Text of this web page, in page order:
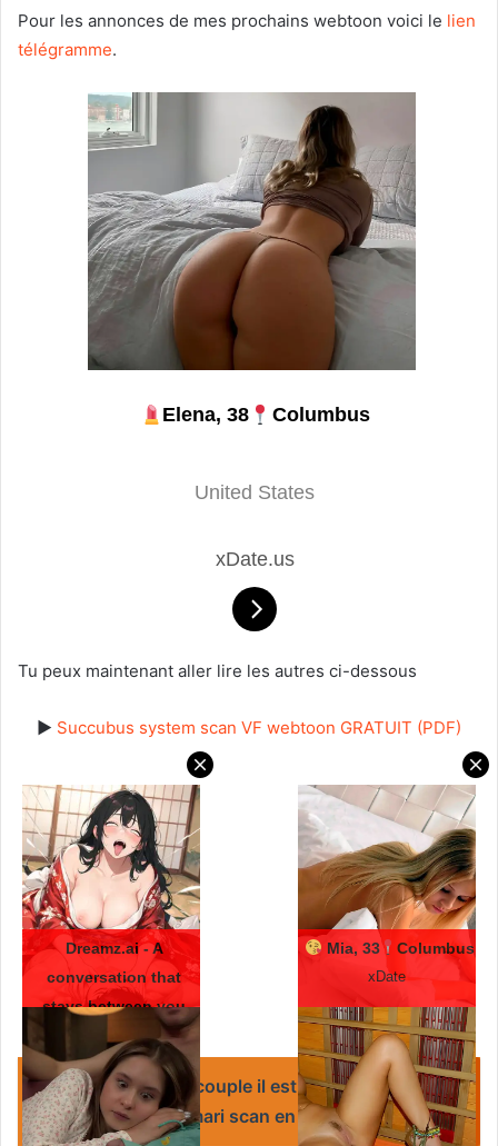
Dreamz.ai - A
conversation that
stays between you
Mia, 33 Columbus
xDate
Pour les annonces de mes prochains webtoon voici le lien
télégramme.
Elena, 38 Columbus
United States
xDate.us
Tu peux maintenant aller lire les autres ci-dessous
► Succubus system scan VF webtoon GRATUIT (PDF)
Lire : Échange de couple il est
meilleur que mon mari scan en vf